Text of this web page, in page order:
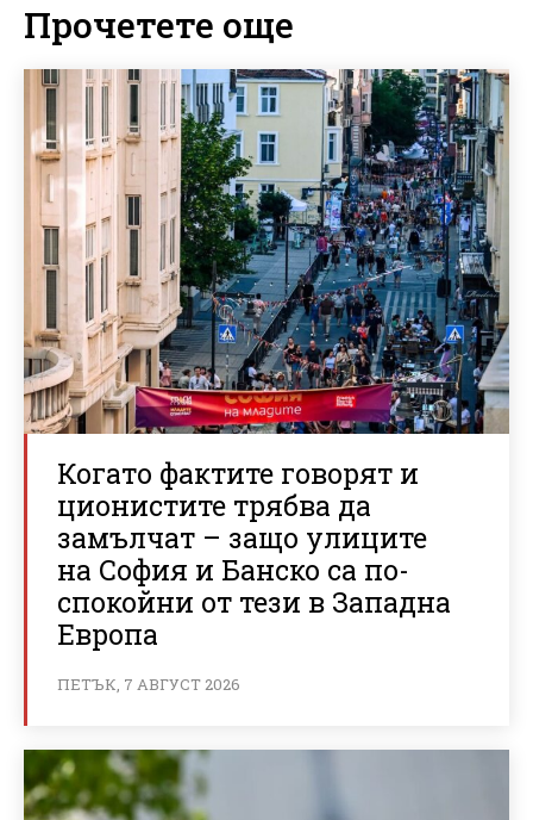
Прочетете още
Когато фактите говорят и
ционистите трябва да
замълчат – защо улиците
на София и Банско са по-
спокойни от тези в Западна
Европа
ПЕТЪК, 7 АВГУСТ 2026